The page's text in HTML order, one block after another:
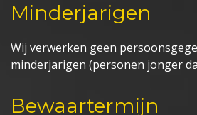
Minderjarigen
Wij verwerken geen
minderjarigen (personen jonger
Bewaartermijn